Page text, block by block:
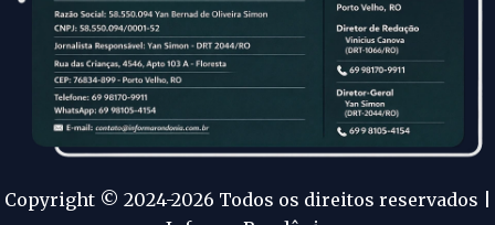
Copyright © 2024-2026 Todos os direitos reservados |